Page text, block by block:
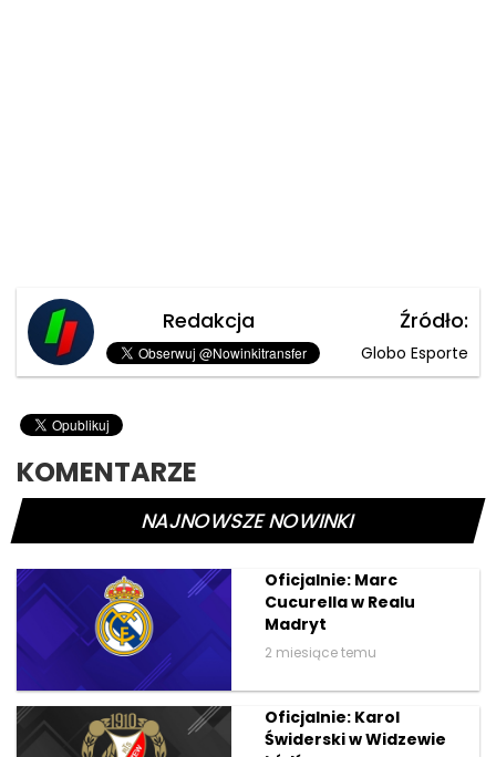
Redakcja Źródło:
Globo Esporte
KOMENTARZE
NAJNOWSZE NOWINKI
Oficjalnie: Marc
Cucurella w Realu
Madryt
2 miesiące temu
Oficjalnie: Karol
Świderski w Widzewie